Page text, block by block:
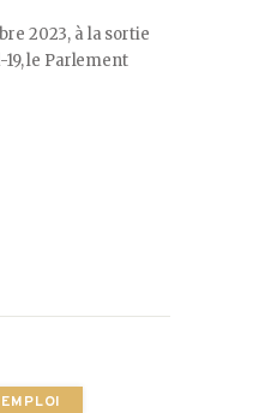
2023, à la sortie
19, le Parlement
EMPLOI